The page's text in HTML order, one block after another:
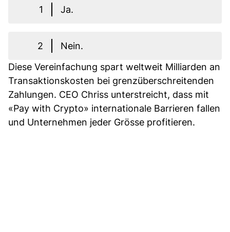
1 Ja.
2
Nein.
Diese Vereinfachung spart weltweit Milliarden an
Transaktionskosten bei grenzüberschreitenden
Zahlungen. CEO Chriss unterstreicht, dass mit
«Pay with Crypto» internationale Barrieren fallen
und Unternehmen jeder Grösse profitieren.